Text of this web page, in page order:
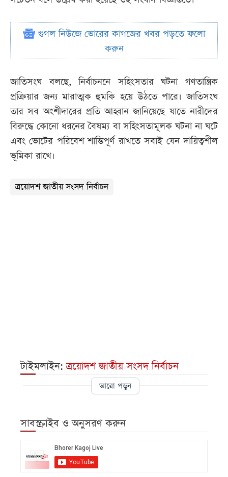
গুগল নিউজে ভোরের কাগজের খবর পড়তে ফলো
করুন
জাতিসংঘ বলছে, নির্বাচননে সহিংসতার ঘটনা গণতান্ত্রিক
প্রক্রিয়ার জন্য মারাত্মক হুমকি হয়ে উঠতে পারে। জাতিসংঘ
তার সব অংশীদারের প্রতি আহ্বান জানিয়েছে যাতে নারীদের
বিরুদ্ধে কোনো ধরনের বৈষম্য বা সহিংসতামূলক ঘটনা না ঘটে
এবং ভোটের পরিবেশ শান্তিপূর্ণ রাখতে সবাই যেন দায়িত্বশীল
ভূমিকা রাখে।
ত্রয়োদশ জাতীয় সংসদ নির্বাচন
টাইমলাইন:ত্রয়োদশ জাতীয় সংসদ নির্বাচন
আরো পড়ুন
সাবস্ক্রাইব ও অনুসরণ করুন